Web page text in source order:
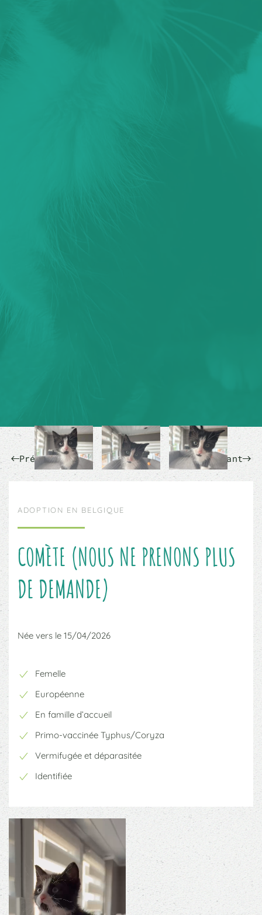
Précédent Suivant
ADOPTION EN BELGIQUE
COMÈTE (NOUS NE PRENONS PLUS
DE DEMANDE)
Née vers le 15/04/2026
Femelle
Européenne
En famille d’accueil
Primo-vaccinée Typhus/Coryza
Vermifugée et déparasitée
Identifiée